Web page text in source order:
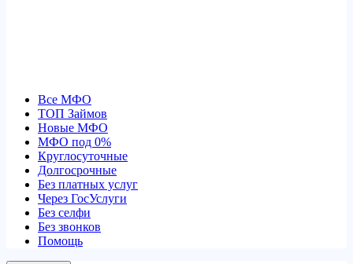
Все МФО
ТОП Займов
Новые МФО
МФО под 0%
Круглосуточные
Долгосрочные
Без платных услуг
Через ГосУслуги
Без селфи
Без звонков
Помощь